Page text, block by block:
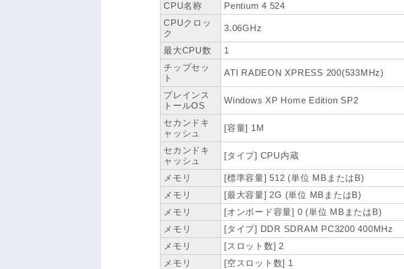
CPU名称
Pentium 4 524
CPUクロッ
ク
3.06GHz
最大CPU数
1
チップセッ
ト
ATI RADEON XPRESS 200(533MHz)
プレインス
トールOS
Windows XP Home Edition SP2
セカンドキ
ャッシュ
[容量] 1M
セカンドキ
ャッシュ
[タイプ] CPU内蔵
メモリ
[標準容量] 512 (単位 MBまたはB)
メモリ
[最大容量] 2G (単位 MBまたはB)
メモリ
[オンボード容量] 0 (単位 MBまたはB)
メモリ
[タイプ] DDR SDRAM PC3200 400MHz
メモリ
[スロット数] 2
メモリ
[空スロット数] 1